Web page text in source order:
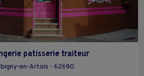
patisserie traiteur
en-Artois - 62690